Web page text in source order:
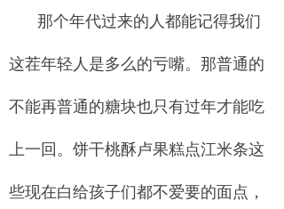
那个年代过来的人都能记得我们
这茬年轻人是多么的亏嘴。那普通的
不能再普通的糖块也只有过年才能吃
上一回。饼干桃酥卢果糕点江米条这
些现在白给孩子们都不爱要的面点，